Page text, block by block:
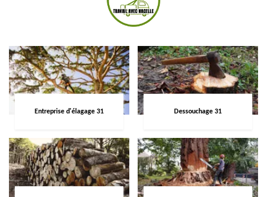
Entreprise d'élagage 31 Dessouchage 31